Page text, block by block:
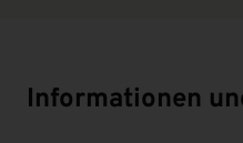
Informationen